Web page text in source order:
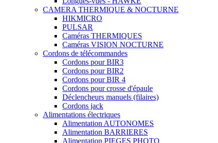
CAMERA THERMIQUE & NOCTURNE
HIKMICRO
PULSAR
Caméras THERMIQUES
Caméras VISION NOCTURNE
Cordons de télécommandes
Cordons pour BIR3
Cordons pour BIR2
Cordons pour BIR 4
Cordons pour crosse d'épaule
Déclencheurs manuels (filaires)
Cordons jack
Alimentations électriques
Alimentation AUTONOMES
Alimentation BARRIERES
Alimentation PIEGES PHOTO